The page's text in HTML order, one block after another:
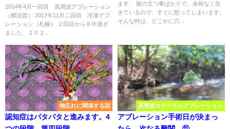
2014年4月一回目 高周波アブレーション
（横須賀） 2017年11月二回目 冷凍アブ
レーション（札幌） ２回目から８年過ぎ
ました、２０２...
ます。 腹の立つ事ばかりで、余裕なく生
きているので、すぐに怒ってしまいます。
そんな時は、どこかに穴...
物忘れに関係する話
認知症はパタパタと進みます。4
高周波カテーテルアブレーション
アブレーション手術日が決まっ